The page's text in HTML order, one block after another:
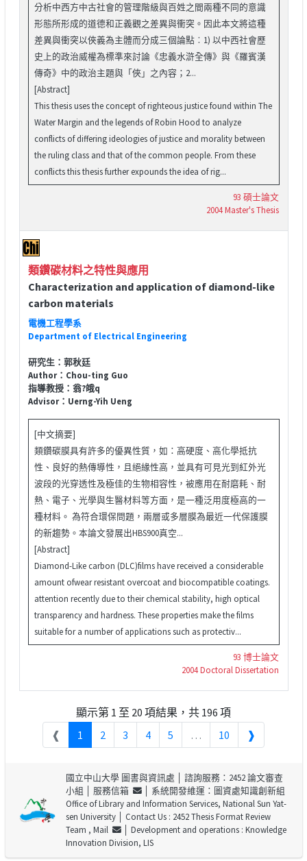
分析中西方中古社會的管理階級與百姓之間兩種不同的意識
形態所形成的道德和正義觀之差異與衝突。因此本文將這種
差異與衝突以俠義為主體而分成三個論點︰1) 以中西社會歷
史上的政治威權為標準來討論《忠義水滸全傳》與《羅賓漢
傳奇》中的政治主題與「俠」之內容；2...
[Abstract]
This thesis uses the concept of righteous justice found within The
Water Margin and the legends of Robin Hood to analyze
conflicts of differing ideologies of justice and morality between
the ruling class and that of the common people. From these
conflicts this thesis further expounds the idea of rig...
93 碩士論文
2004 Master's Thesis
類鑽碳材料之特性與應用
Characterization and application of diamond-like
carbon materials
電機工程學系
Department of Electrical Engineering
研究生：郭秋廷
Author：Chou-ting Guo
指導教授：翁?皒q
Advisor：Uerng-Yih Ueng
[中文摘要]
類鑽碳膜具有許多的優異性質，如：高硬度、高化學抵抗
性、良好的熱傳導性，且絕緣性高，並具有可見光到紅外光
波段的光穿透性及極佳的生物相容性，被應用在耐磨耗、耐
熱、電子、光學與生醫材料等方面，是一種泛用度極高的一
種材料。 為符合環保問題，兩層或多層膜為最近一代保護膜
的新趨勢。本論文發展出HBS900真空...
[Abstract]
Diamond-Like carbon (DLC)films have received a considerable
amount ofwear resistant overcoat and biocompatible coatings.
attention recently due to their chemical stability, high optical
transparency and hardness. These properties make the films
suitable for a number of applications such as protectiv...
93 博士論文
2004 Doctoral Dissertation
顯示第 1 至 20 項結果，共 196 項
❰
1 2 3 4 5 … 10 ❱
國立中山大學 圖書與資訊處 │ 諮詢服務：2452 論文審查
小組 │ 服務信箱
│ 系統開發維運：圖資處知識創新組
Office of Library and Information Services, National Sun Yat-
sen University│ Contact Us : 2452 Thesis Format Review
Team , Mail
│ Development and operations : Knowledge
Innovation Division, LIS